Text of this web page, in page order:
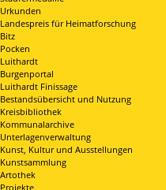
Urkunden
Landespreis für Heimatforschung
Bitz
Pocken
Luithardt
Burgenportal
Luithardt Finissage
Bestandsübersicht und Nutzung
Kreisbibliothek
Kommunalarchive
Unterlagenverwaltung
Kunst, Kultur und Ausstellungen
Kunstsammlung
Artothek
Projekte